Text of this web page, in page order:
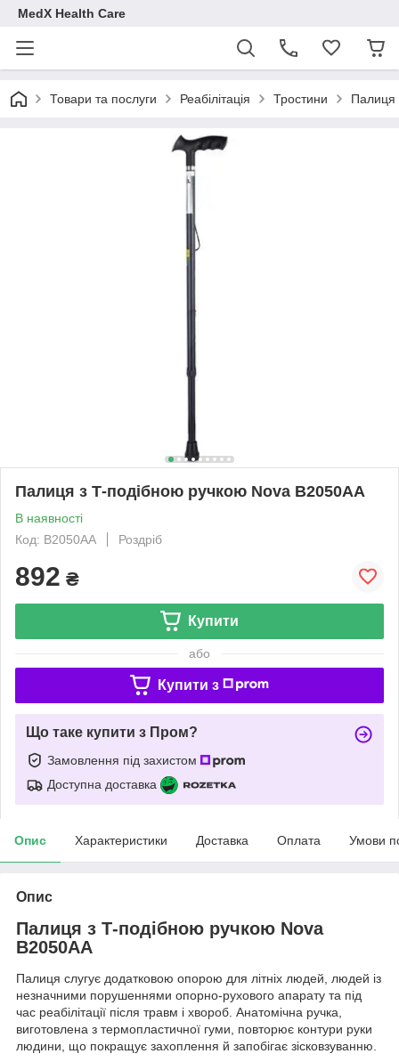
MedX Health Care
Товари та послуги Реабілітація Тростини Палиця
Палиця з Т-подібною ручкою Nova B2050AA
В наявності
Код: B2050AA
Роздріб
892 ₴
Купити
або
Купити з
Що таке купити з Пром?
Замовлення під захистом
Доступна доставка
Опис Характеристики Доставка Оплата Умови
Опис
Палиця з Т-подібною ручкою Nova
B2050AA
Палиця слугує додатковою опорою для літніх людей, людей із
незначними порушеннями опорно-рухового апарату та під
час реабілітації після травм і хвороб. Анатомічна ручка,
виготовлена з термопластичної гуми, повторює контури руки
людини, що покращує захоплення й запобігає зісковзуванню.